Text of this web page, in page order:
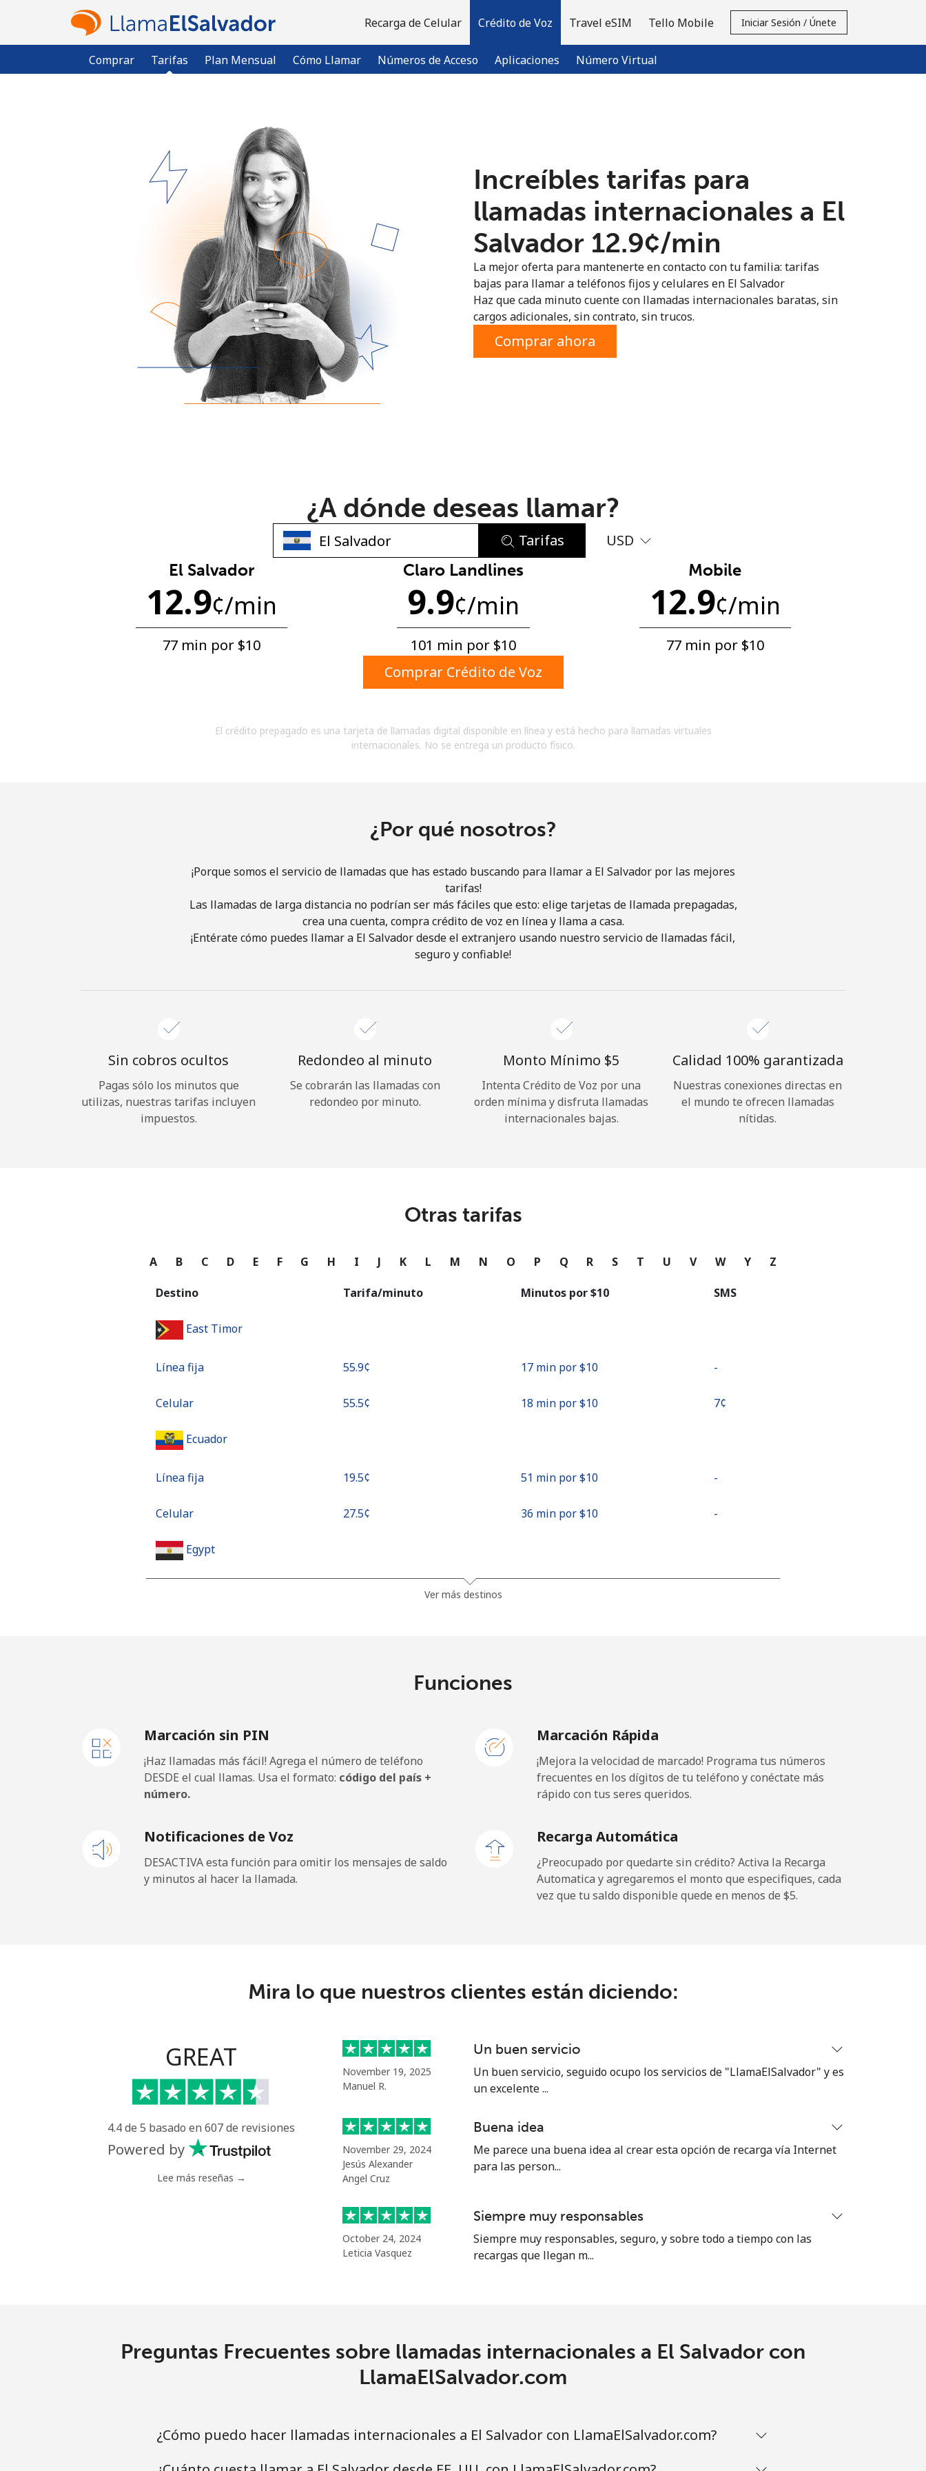
Recarga de Celular Crédito de Voz
Comprar Tarifas Plan Mensual Cómo Llamar Números de Acceso Aplicaciones Número Virtual
Travel eSIM Tello Mobile Iniciar Sesión / Únete
¿Ya tienes una cuenta? Inicia sesión →
Regístrate con
No se ha creado una contraseña
Mínimo 8 caracteres
Una letra mayúscula y una minúscula
Un caracter especial
acuerdo con estos
Términos y condiciones.
Únete
¡Hola!
Continuar con
Increíbles tarifas para
llamadas internacionales a El
Salvador ⁦12.9¢⁩/min
La mejor oferta para mantenerte en contacto con tu familia: tarifas
bajas para llamar a teléfonos fijos y celulares en El Salvador
Haz que cada minuto cuente con llamadas internacionales baratas, sin
cargos adicionales, sin contrato, sin trucos.
Comprar ahora
¿A dónde deseas llamar?
Tarifas USD
El Salvador
12.9¢/min
77 min por ⁦$10⁩
Claro Landlines
9.9¢/min
101 min por ⁦$10⁩
Mobile
12.9¢/min
77 min por ⁦$10⁩
Comprar Crédito de Voz
El crédito prepagado es una tarjeta de llamadas digital disponible en línea y está hecho para llamadas virtuales
internacionales. No se entrega un producto físico.
¿Por qué nosotros?
¡Porque somos el servicio de llamadas que has estado buscando para llamar a El Salvador por las mejores
tarifas!
Las llamadas de larga distancia no podrían ser más fáciles que esto: elige tarjetas de llamada prepagadas,
crea una cuenta, compra crédito de voz en línea y llama a casa.
¡Entérate cómo puedes llamar a El Salvador desde el extranjero usando nuestro servicio de llamadas fácil,
seguro y confiable!
Sin cobros ocultos
Pagas sólo los minutos que
utilizas, nuestras tarifas incluyen
impuestos.
Redondeo al minuto
Se cobrarán las llamadas con
redondeo por minuto.
Monto Mínimo ⁦$5⁩
Intenta Crédito de Voz por una
orden mínima y disfruta llamadas
internacionales bajas.
Calidad 100% garantizada
Nuestras conexiones directas en
el mundo te ofrecen llamadas
nítidas.
Otras tarifas
A B C D E F G H I J K L M N O P Q R S T U V W Y Z
Destino Tarifa/minuto Minutos por ⁦$10⁩ SMS
East Timor
Línea fija ⁦55.9¢⁩ 17 min por ⁦$10⁩ -
Celular ⁦55.5¢⁩ 18 min por ⁦$10⁩ ⁦7¢⁩
Ecuador
Línea fija ⁦19.5¢⁩ 51 min por ⁦$10⁩ -
Celular ⁦27.5¢⁩ 36 min por ⁦$10⁩ -
Egypt
Línea fija 77 min por ⁦$10⁩
Claro Landlines ⁦9.9¢⁩ 101 min por ⁦$10⁩ -
77 min por ⁦$10⁩
Equatorial Guinea
All country 13 min por ⁦$10⁩ -
⁦32.9¢⁩ 30 min por ⁦$10⁩
Línea fija ⁦1.5¢⁩ 665 min por ⁦$10⁩ -
Celular
Eswatini
Línea fija ⁦25.9¢⁩ 38 min por ⁦$10⁩
⁦20.5¢⁩ 48 min por ⁦$10⁩
Ver más destinos
Funciones
Marcación sin PIN
¡Haz llamadas más fácil! Agrega el número de teléfono
DESDE el cual llamas. Usa el formato: código del país +
número.
Marcación Rápida
¡Mejora la velocidad de marcado! Programa tus números
frecuentes en los dígitos de tu teléfono y conéctate más
rápido con tus seres queridos.
Notificaciones de Voz
DESACTIVA esta función para omitir los mensajes de saldo
y minutos al hacer la llamada.
Recarga Automática
¿Preocupado por quedarte sin crédito? Activa la Recarga
Automatica y agregaremos el monto que especifiques, cada
vez que tu saldo disponible quede en menos de ⁦$5⁩.
Mira lo que nuestros clientes están diciendo:
GREAT
4.4 de 5 basado en 607 de revisiones
Powered by
Lee más reseñas →
November 19, 2025
Manuel R.
Un buen servicio
Un buen servicio, seguido ocupo los servicios de "LlamaElSalvador" y es
un excelente ...
November 29, 2024
Jesús Alexander
Angel Cruz
Buena idea
Me parece una buena idea al crear esta opción de recarga vía Internet
para las person...
October 24, 2024
Leticia Vasquez
Siempre muy responsables
Siempre muy responsables, seguro, y sobre todo a tiempo con las
recargas que llegan m...
Preguntas Frecuentes sobre llamadas internacionales a El Salvador con
LlamaElSalvador.com
¿Cómo puedo hacer llamadas internacionales a El Salvador con LlamaElSalvador.com?